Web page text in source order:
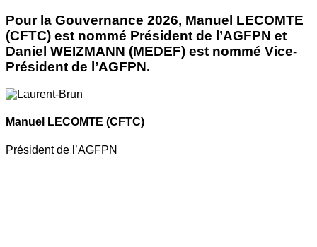
Pour la Gouvernance 2026, Manuel LECOMTE
(CFTC) est nommé Président de l’AGFPN et
Daniel WEIZMANN (MEDEF) est nommé Vice-
Président de l’AGFPN.
Manuel LECOMTE (CFTC)
Président de l’AGFPN